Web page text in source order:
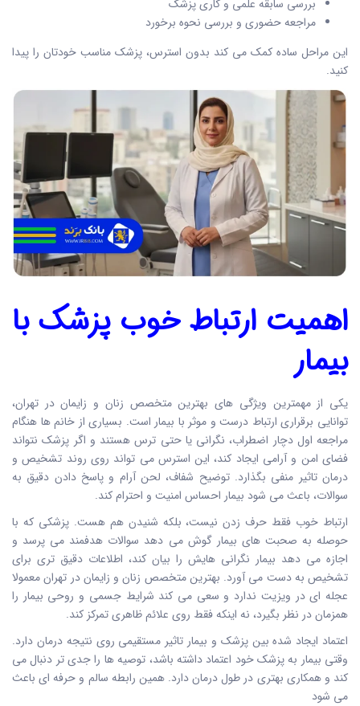
بررسی سابقه علمی و کاری پزشک
مراجعه حضوری و بررسی نحوه برخورد
این مراحل ساده کمک می کند بدون استرس، پزشک مناسب خودتان را پیدا
کنید.
اهمیت ارتباط خوب پزشک با
بیمار
یکی از مهمترین ویژگی های بهترین متخصص زنان و زایمان در تهران،
توانایی برقراری ارتباط درست و موثر با بیمار است. بسیاری از خانم ها هنگام
مراجعه اول دچار اضطراب، نگرانی یا حتی ترس هستند و اگر پزشک نتواند
فضای امن و آرامی ایجاد کند، این استرس می تواند روی روند تشخیص و
درمان تاثیر منفی بگذارد. توضیح شفاف، لحن آرام و پاسخ دادن دقیق به
سوالات، باعث می شود بیمار احساس امنیت و احترام کند.
ارتباط خوب فقط حرف زدن نیست، بلکه شنیدن هم هست. پزشکی که با
حوصله به صحبت های بیمار گوش می دهد سوالات هدفمند می پرسد و
اجازه می دهد بیمار نگرانی هایش را بیان کند، اطلاعات دقیق تری برای
تشخیص به دست می آورد. بهترین متخصص زنان و زایمان در تهران معمولا
عجله ای در ویزیت ندارد و سعی می کند شرایط جسمی و روحی بیمار را
همزمان در نظر بگیرد، نه اینکه فقط روی علائم ظاهری تمرکز کند.
اعتماد ایجاد شده بین پزشک و بیمار تاثیر مستقیمی روی نتیجه درمان دارد.
وقتی بیمار به پزشک خود اعتماد داشته باشد، توصیه ها را جدی تر دنبال می
کند و همکاری بهتری در طول درمان دارد. همین رابطه سالم و حرفه ای باعث
می شود